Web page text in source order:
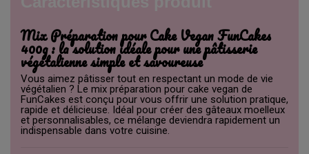
Mix Préparation pour Cake Vegan FunCakes
400g : la solution idéale pour une pâtisserie
végétalienne simple et savoureuse
Vous aimez pâtisser tout en respectant un mode de vie
végétalien ? Le mix préparation pour cake vegan de
FunCakes est conçu pour vous offrir une solution pratique,
rapide et délicieuse. Idéal pour créer des gâteaux moelleux
et personnalisables, ce mélange deviendra rapidement un
indispensable dans votre cuisine.